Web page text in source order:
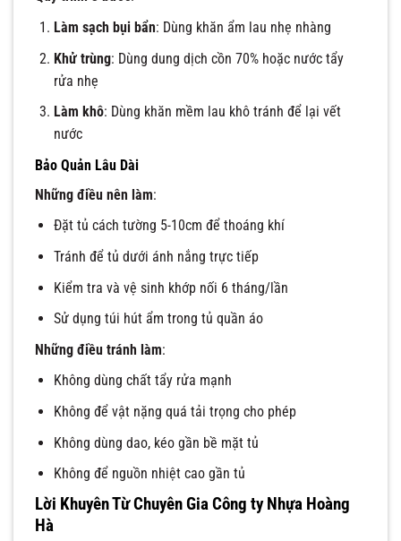
Làm sạch bụi bẩn: Dùng khăn ẩm lau nhẹ nhàng
Khử trùng: Dùng dung dịch cồn 70% hoặc nước tẩy
rửa nhẹ
Làm khô: Dùng khăn mềm lau khô tránh để lại vết
nước
Bảo Quản Lâu Dài
Những điều nên làm:
Đặt tủ cách tường 5-10cm để thoáng khí
Tránh để tủ dưới ánh nắng trực tiếp
Kiểm tra và vệ sinh khớp nối 6 tháng/lần
Sử dụng túi hút ẩm trong tủ quần áo
Những điều tránh làm:
Không dùng chất tẩy rửa mạnh
Không để vật nặng quá tải trọng cho phép
Không dùng dao, kéo gần bề mặt tủ
Không để nguồn nhiệt cao gần tủ
Lời Khuyên Từ Chuyên Gia Công ty Nhựa Hoàng
Hà